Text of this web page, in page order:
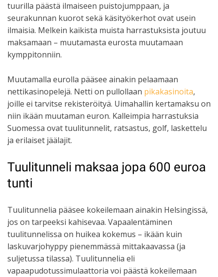
tuurilla päästä ilmaiseen puistojumppaan, ja
seurakunnan kuorot sekä käsityökerhot ovat usein
ilmaisia. Melkein kaikista muista harrastuksista joutuu
maksamaan – muutamasta eurosta muutamaan
kymppitonniin.
Muutamalla eurolla pääsee ainakin pelaamaan
nettikasinopelejä. Netti on pullollaan pikakasinoita,
joille ei tarvitse rekisteröityä. Uimahallin kertamaksu on
niin ikään muutaman euron. Kalleimpia harrastuksia
Suomessa ovat tuulitunnelit, ratsastus, golf, laskettelu
ja erilaiset jäälajit.
Tuulitunneli maksaa jopa 600 euroa
tunti
Tuulitunnelia pääsee kokeilemaan ainakin Helsingissä,
jos on tarpeeksi kahisevaa. Vapaalentäminen
tuulitunnelissa on huikea kokemus – ikään kuin
laskuvarjohyppy pienemmässä mittakaavassa (ja
suljetussa tilassa). Tuulitunnelia eli
vapaapudotussimulaattoria voi päästä kokeilemaan